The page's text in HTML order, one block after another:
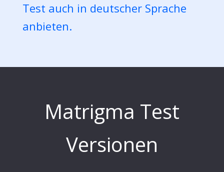
Test auch in deutscher Sprache
anbieten.
Matrigma Test
Versionen